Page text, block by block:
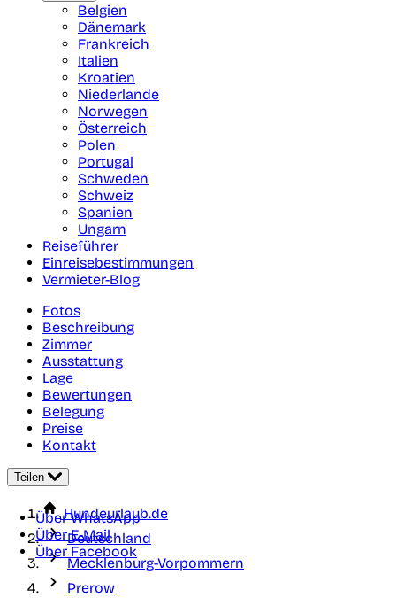
Belgien
Dänemark
Frankreich
Italien
Kroatien
Niederlande
Norwegen
Österreich
Polen
Portugal
Schweden
Schweiz
Spanien
Ungarn
Reiseführer
Einreisebestimmungen
Vermieter-Blog
Fotos
Beschreibung
Zimmer
Ausstattung
Lage
Bewertungen
Belegung
Preise
Kontakt
Teilen
Über WhatsApp
Über E-Mail
Über Facebook
Hundeurlaub.de
Deutschland
Mecklenburg-Vorpommern
Prerow